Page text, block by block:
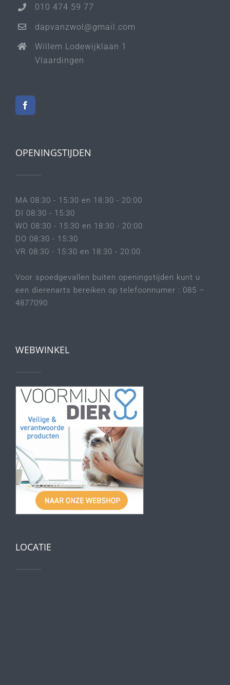
010 474 59 77
dapvanzwol@gmail.com
Willem Lodewijklaan 1
Vlaardingen
OPENINGSTIJDEN
MA 08:30 - 15:30 en 18:30 - 20:00
DI 08:30 - 15:30
WO 08:30 - 15:30 en 18:30 - 20:00
DO 08:30 - 15:30
VR 08:30 - 15:30 en 18:30 - 20:00
Voor spoedgevallen buiten openingstijden kunt u
een dierenarts bereiken op telefoonnumer : 085 –
4877090
WEBWINKEL
LOCATIE